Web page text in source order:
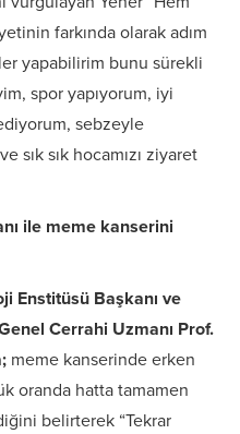
farkında olarak adım
yapabilirim bunu sürekli
spor yapıyorum, iyi
sebzeyle
sık sık hocamızı ziyaret
ile meme kanserini
Enstitüsü Başkanı ve
Cerrahi Uzmanı Prof.
meme kanserinde erken
oranda hatta tamamen
belirterek “Tekrar